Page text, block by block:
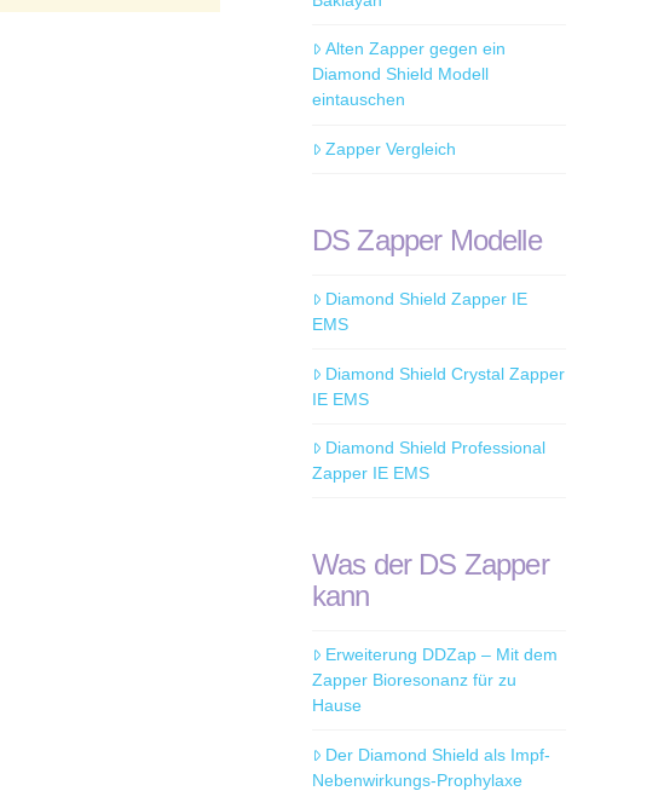
Alten Zapper gegen ein
Diamond Shield Modell
eintauschen
Zapper Vergleich
DS Zapper Modelle
Diamond Shield Zapper IE
EMS
Diamond Shield Crystal Zapper
IE EMS
Diamond Shield Professional
Zapper IE EMS
Was der DS Zapper
kann
Erweiterung DDZap – Mit dem
Zapper Bioresonanz für zu
Hause
Der Diamond Shield als Impf-
Nebenwirkungs-Prophylaxe